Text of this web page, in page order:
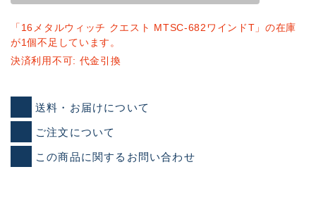
「16メタルウィッチ クエスト MTSC-682ワインドT」の在庫
が1個不足しています。
決済利用不可: 代金引換
送料・お届けについて
ご注文について
この商品に関するお問い合わせ